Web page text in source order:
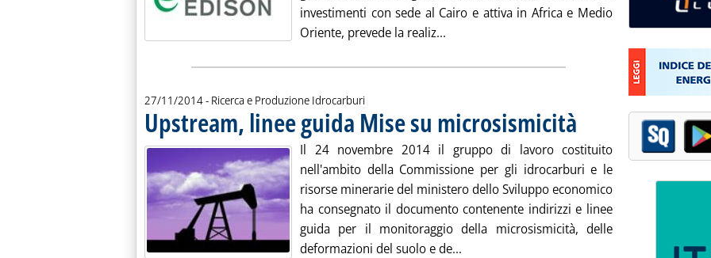
investimenti con sede al Cairo e attiva in Africa e Medio
Oriente, prevede la realiz... Leggi tutta la notizia: 'Edison, intesa per
27/11/2014- Ricerca e Produzione Idrocarburi
Upstream, linee guida Mise su microsismicità . Pubblicata giovedì 27 novembre
Il 24 novembre 2014 il gruppo di lavoro costituito
nell'ambito della Commissione per gli idrocarburi e le
risorse minerarie del ministero dello Sviluppo economico
ha consegnato il documento contenente indirizzi e linee
guida per il monitoraggio della microsismicità, delle
deformazioni del suolo e de... Leggi tutta la notizia: 'Upstream, linee